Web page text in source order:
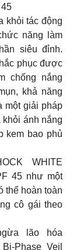
khỏi tác động
năng làm
siêu đỉnh.
phục được
chống nắng
khả năng
một giải pháp
ánh nắng
kem bao phủ
WHITE
45 như một
thể hoàn toàn
cô gái theo
lão hóa
Phase Veil